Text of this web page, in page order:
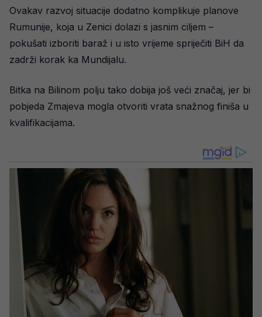
Ovakav razvoj situacije dodatno komplikuje planove
Rumunije, koja u Zenici dolazi s jasnim ciljem –
pokušati izboriti baraž i u isto vrijeme spriječiti BiH da
zadrži korak ka Mundijalu.
Bitka na Bilinom polju tako dobija još veći značaj, jer bi
pobjeda Zmajeva mogla otvoriti vrata snažnog finiša u
kvalifikacijama.